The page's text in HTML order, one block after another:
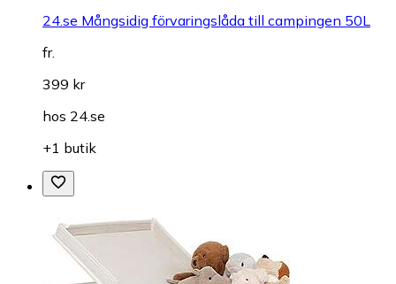
24.se Mångsidig förvaringslåda till campingen 50L
fr.
399 kr
hos 24.se
+1 butik